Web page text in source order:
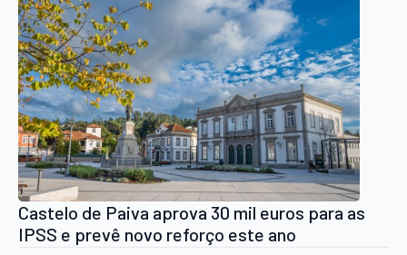
Castelo de Paiva aprova 30 mil euros para as
IPSS e prevê novo reforço este ano